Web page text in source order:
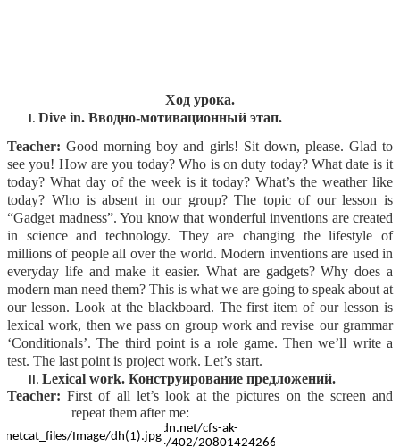
Ход урока.
Dive in. Вводно-мотивационный этап.
Teacher: Good morning boy and girls! Sit down, please. Glad to
see you! How are you today? Who is on duty today? What date is it
today? What day of the week is it today? What’s the weather like
today? Who is absent in our group? The topic of our lesson is
“Gadget madness”. You know that wonderful inventions are created
in science and technology. They are changing the lifestyle of
millions of people all over the world. Modern inventions are used in
everyday life and make it easier. What are gadgets? Why does a
modern man need them? This is what we are going to speak about at
our lesson. Look at the blackboard. The first item of our lesson is
lexical work, then we pass on group work and revise our grammar
‘Conditionals’. The third point is a role game. Then we’ll write a
test. The last point is project work. Let’s start.
Lexical work. Конструирование предложений.
Teacher: First of all let’s look at the pictures on the screen and
repeat them after me: